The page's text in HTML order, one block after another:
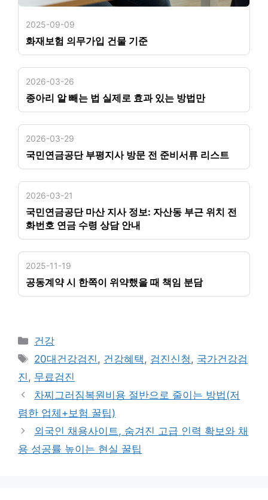
2025-09-09
화재보험 의무가입 건물 기준
2026-03-26
종아리 알 빼는 법 실제로 효과 있는 방법만
2026-03-29
국민연금공단 부평지사 방문 전 준비서류 리스트
2026-03-21
국민연금공단 마산 지사 정보: 자산동 부근 위치 전
화번호 연금 수령 상담 안내
2025-11-19
공동계약 시 한쪽이 위약했을 때 책임 분담
카
테
리
건강
태
그
20대건강검진, 건강혜택, 검진신청, 국가건강검
진, 무료검진
차찌그러짐복원비용 절반으로 줄이는 방법(저
렴한 업체+보험 꿀팁)
외국인 채용사이트, 숨겨진 고급 인력 확보와 채
용 성공률 높이는 현실 꿀팁